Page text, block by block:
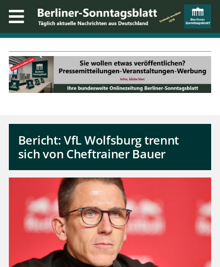
Bericht: VfL Wolfsburg trennt
sich von Cheftrainer Bauer